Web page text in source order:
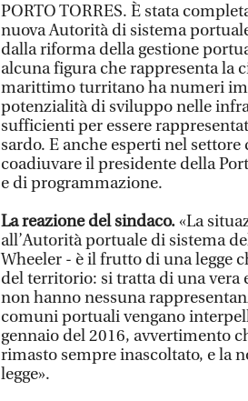
PORTO TORRES. È stata
nuova Autorità di sistema
dalla riforma della gestione
alcuna figura che rappresenta la
marittimo turritano ha numeri
potenzialità di sviluppo nelle
sufficienti per essere
sardo. E anche esperti nel
coadiuvare il presidente della
e di programmazione.
La reazione del sindaco.«La
all’Autorità portuale di sistema
Wheeler - è il frutto di una legge
del territorio: si tratta di una
non hanno nessuna
comuni portuali vengano
gennaio del 2016, avvertimento
rimasto sempre inascoltato, e la
legge».